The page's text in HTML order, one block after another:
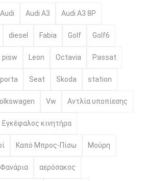
Audi Audi A3 Audi A3 8P
diesel Fabia Golf Golf6
pisw Leon Octavia Passat
porta Seat Skoda station
Vw Αντλία υποπίεσης
Εγκέφαλος κινητήρα
Καπό Μπρος-Πίσω Μούρη
Φανάρια αερόσακος